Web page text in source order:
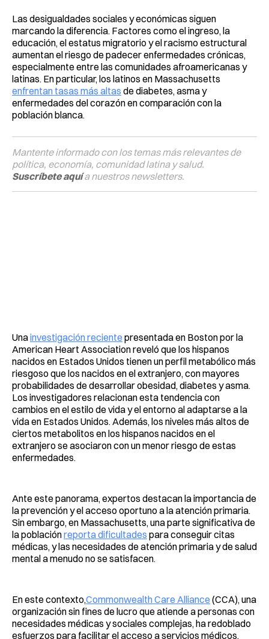
Las desigualdades sociales y económicas siguen
marcando la diferencia. Factores como el ingreso, la
educación, el estatus migratorio y el racismo estructural
aumentan el riesgo de padecer enfermedades crónicas,
especialmente entre las comunidades afroamericanas y
latinas. En particular, los latinos en Massachusetts
enfrentan tasas más altas de diabetes, asma y
enfermedades del corazón en comparación con la
población blanca.
Mantente informado con los temas más relevantes de
política, economía, comunidad latina y salud.
Suscríbete aquía nuestros newsletters.
Unainvestigación recientepresentada en Boston por la
American Heart Association reveló que los hispanos
nacidos en Estados Unidos tienen un perfil metabólico más
riesgoso que los nacidos en el extranjero, con mayores
probabilidades de desarrollar obesidad, diabetes y asma.
Los investigadores relacionan esta tendencia con
cambios en el estilo de vida y el entorno al adaptarse a la
vida en Estados Unidos. Además, los niveles más altos de
ciertos metabolitos en los hispanos nacidos en el
extranjero se asociaron con un menor riesgo de estas
enfermedades.
Ante este panorama, expertos destacan la importancia de
la prevención y el acceso oportuno a la atención primaria.
Sin embargo, en Massachusetts, una parte significativa de
la poblaciónreporta dificultades para conseguir citas
médicas, y las necesidades de atención primaria y de salud
mental a menudo no se satisfacen.
En este contexto,Commonwealth Care Alliance(CCA), una
organización sin fines de lucro que atiende a personas con
necesidades médicas y sociales complejas, ha redoblado
esfuerzos para facilitar el acceso a servicios médicos,